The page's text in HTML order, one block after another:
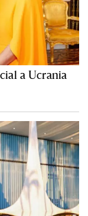
a Ucrania